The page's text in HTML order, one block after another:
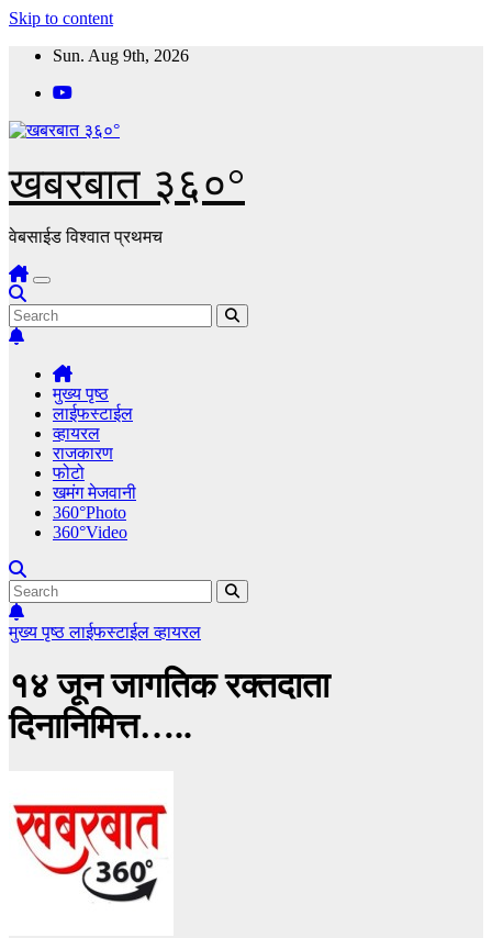
Skip to content
Sun. Aug 9th, 2026
खबरबात ३६०°
वेबसाईड विश्वात प्रथमच
मुख्य पृष्ठ
लाईफस्टाईल
व्हायरल
राजकारण
फोटो
खमंग मेजवानी
360°Photo
360°Video
मुख्य पृष्ठलाईफस्टाईलव्हायरल
१४ जून जागतिक रक्तदाता
दिनानिमित्त…..